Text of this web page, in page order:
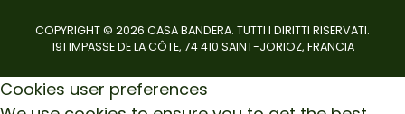
COPYRIGHT © 2026 CASA BANDERA. TUTTI I DIRITTI RISERVATI.
191 IMPASSE DE LA CÔTE, 74 410 SAINT-JORIOZ, FRANCIA
Cookies user preferences